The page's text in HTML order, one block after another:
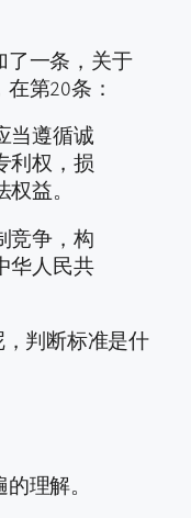
了一条，关于
第20条：
当遵循诚
利权，损
益。
竞争，构
华人民共
判断标准是什
理解。